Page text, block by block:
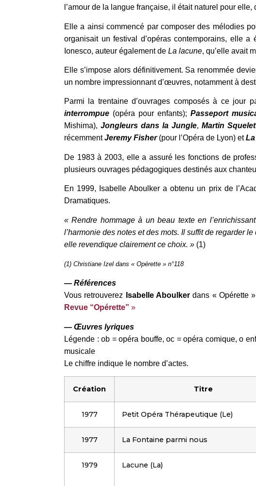
l’amour de la langue française, il était naturel pour elle,
Elle a ainsi commencé par composer des mélodies
organisait un festival d’opéras contemporains, elle a
Ionesco, auteur également de La lacune, qu’elle avait
Elle s’impose alors définitivement. Sa renommée
un nombre impressionnant d’œuvres, notamment à
Parmi la trentaine d’ouvrages composés à ce jour
interrompue (opéra pour enfants);Passeport
Mishima), Jongleurs dans la Jungle, Martin
récemmentJeremy Fisher(pour l’Opéra de Lyon) et
De 1983 à 2003, elle a assuré les fonctions de
plusieurs ouvrages pédagogiques destinés aux
En 1999, Isabelle Aboulker a obtenu un prix de
Dramatiques.
« Rendre hommage à un beau texte en
l’harmonie des notes et des mots. Il suffit de regarder
elle revendique clairement ce choix. » (1)
(1) Christiane Izel dans « Opérette » n°118
— Références
Vous retrouverez
Isabelle Aboulkerdans « Opérette
Revue “Opérette” »
— Œuvres lyriques
Légende : ob = opéra bouffe, oc = opéra comique, o
musicale
Le chiffre indique le nombre d’actes.
Création Titre
1977 Petit Opéra Thérapeutique (Le)
1977 La Fontaine parmi nous
1979 Lacune (La)